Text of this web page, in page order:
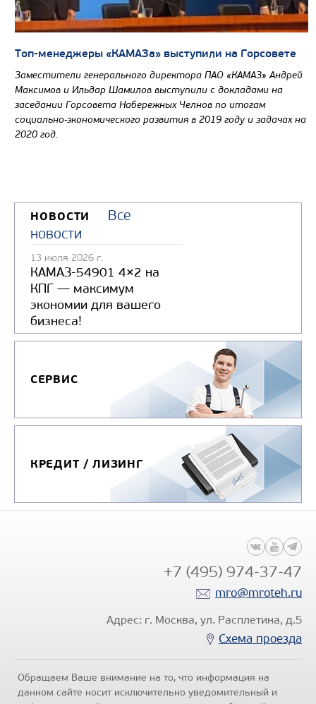
Топ-менеджеры «КАМАЗа» выступили на Горсовете
Заместители генерального директора ПАО «КАМАЗ» Андрей
Максимов и Ильдар Шамилов выступили с докладами на
заседании Горсовета Набережных Челнов по итогам
социально-экономического развития в 2019 году и задачах на
2020 год.
НОВОСТИ
Все
новости
13 июля 2026 г.
КАМАЗ-54901 4×2 на
КПГ — максимум
экономии для вашего
бизнеса!
СЕРВИС
КРЕДИТ / ЛИЗИНГ
+7 (495) 974-37-47
mro@mroteh.ru
Адрес: г. Москва, ул. Расплетина, д.5
Схема проезда
Обращаем Ваше внимание на то, что информация на
данном сайте носит исключительно уведомительный и